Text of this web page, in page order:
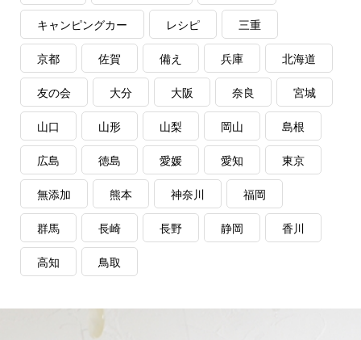
キャンピングカー レシピ 三重
京都 佐賀 備え 兵庫 北海道
友の会 大分 大阪 奈良 宮城
山口 山形 山梨 岡山 島根
広島 徳島 愛媛 愛知 東京
無添加 熊本 神奈川 福岡
群馬 長崎 長野 静岡 香川
高知 鳥取